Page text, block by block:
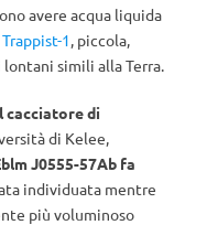
avere acqua liquida
1 , piccola,
simili alla Terra.
cacciatore di
di Kelee,
J0555-57Ab fa
individuata mentre
più voluminoso